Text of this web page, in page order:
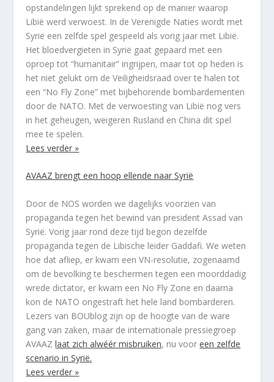
opstandelingen lijkt sprekend op de manier waarop
Libië werd verwoest. In de Verenigde Naties wordt met
Syrië een zelfde spel gespeeld als vorig jaar met Libië.
Het bloedvergieten in Syrië gaat gepaard met een
oproep tot “humanitair” ingrijpen, maar tot op heden is
het niet gelukt om de Veiligheidsraad over te halen tot
een “No Fly Zone” met bijbehorende bombardementen
door de NATO. Met de verwoesting van Libië nog vers
in het geheugen, weigeren Rusland en China dit spel
mee te spelen.
Lees verder »
AVAAZ brengt een hoop ellende naar Syrië
Door de NOS worden we dagelijks voorzien van
propaganda tegen het bewind van president Assad van
Syrië. Vorig jaar rond deze tijd begon dezelfde
propaganda tegen de Libische leider Gaddafi. We weten
hoe dat afliep, er kwam een VN-resolutie, zogenaamd
om de bevolking te beschermen tegen een moorddadig
wrede dictator, er kwam een No Fly Zone en daarna
kon de NATO ongestraft het hele land bombarderen.
Lezers van BOUblog zijn op de hoogte van de ware
gang van zaken, maar de internationale pressiegroep
AVAAZlaat zich alwéér misbruiken, nu vooreen zelfde
scenario in Syrië.
Lees verder »